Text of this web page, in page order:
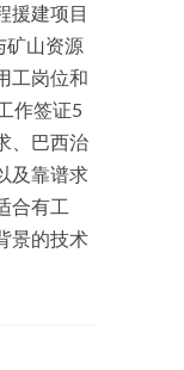
援建项目
矿山资源
工岗位和
作签证5
、巴西治
及靠谱求
合有工
景的技术